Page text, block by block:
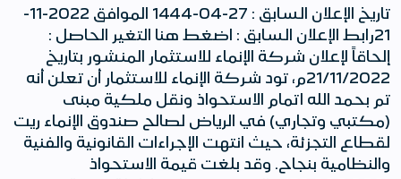
تاريخ الإعلان السابق : 27-04-1444 الموافق 2022-11-
21رابط الإعلان السابق : اضغط هنا التغير الحاصل :
إلحاقاً لإعلان شركة الإنماء للاستثمار المنشور بتاريخ
21/11/2022م، تود شركة الإنماء للاستثمار أن تعلن أنه
تم بحمد الله اتمام الاستحواذ ونقل ملكية مبنى
(مكتبي وتجاري) في الرياض لصالح صندوق الإنماء ريت
لقطاع التجزئة، حيث انتهت الإجراءات القانونية والفنية
والنظامية بنجاح. وقد بلغت قيمة الاستحواذ